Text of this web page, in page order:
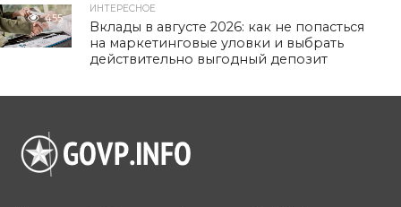
455
ИНТЕРЕСНОЕ
Вклады в августе 2026: как не попасться
на маркетинговые уловки и выбрать
действительно выгодный депозит